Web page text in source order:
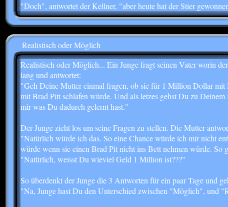
"Doch", antwortet der Kellner, "aber heute hat der Stier
Realistisch oder Möglich
Realistisch oder Möglich... Ein Junge fragt seinen Vater worin
lang und antwortet:
"Geh Deine Mutter einmal fragen, ob sie für 1 Million Dollar
mit Brad Pitt schlafen würde. Und als letzes gehst Du zu
mir was Du dadurch gelernt hast."
Der Junge zieht los um seine Fragen zu stellen. Die Mutter
"Natürlich würde ich das. So eine Chance würde ich mir nicht
würde wenn sie einen Brad Pit nicht ins Bett nehmen würde.
"Natürlich, weisst Du wieviel Geld 1 Million ist???"
So überdenkt der Junge die 3 Antworten für ein paar Tage und
"Na, Junge hast Du den Unterschied zwischen "Möglich", und